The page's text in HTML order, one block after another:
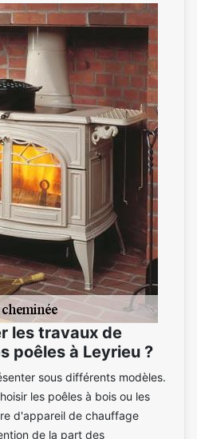
les travaux de
poêles à Leyrieu ?
sous différents modèles.
les poêles à bois ou les
d'appareil de chauffage
de la part des